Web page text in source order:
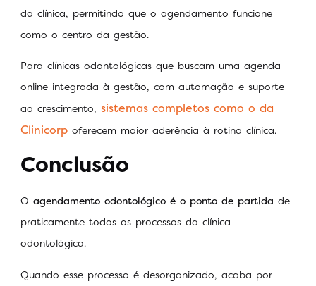
da clínica, permitindo que o agendamento funcione
como o centro da gestão.
Para clínicas odontológicas que buscam uma agenda
online integrada à gestão, com automação e suporte
ao crescimento, sistemas completos como o da
Clinicorp oferecem maior aderência à rotina clínica.
Conclusão
O agendamento odontológico é o ponto de partida de
praticamente todos os processos da clínica
odontológica.
Quando esse processo é desorganizado, acaba por